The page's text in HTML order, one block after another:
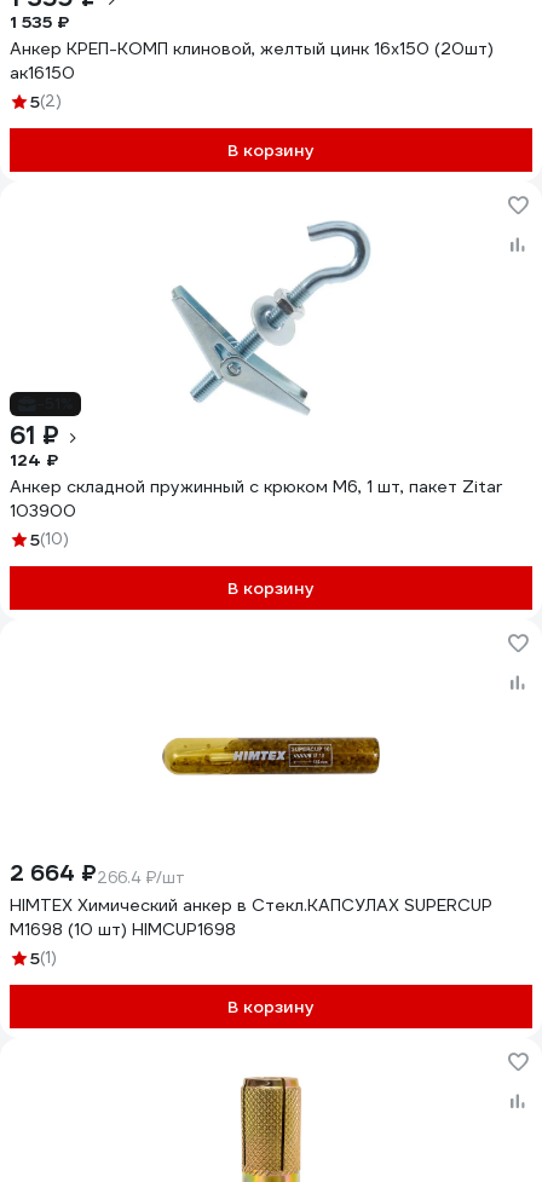
1 535 ₽
Анкер КРЕП-КОМП клиновой, желтый цинк 16x150 (20шт)
ак16150
5(2)
В корзину
61 ₽
124 ₽
Анкер складной пружинный с крюком М6, 1 шт, пакет Zitar
103900
5(10)
В корзину
2 664 ₽266.4 ₽/шт
HIMTEX Химический анкер в Стекл.КАПСУЛАХ SUPERCUP
M1698 (10 шт) HIMCUP1698
5(1)
В корзину